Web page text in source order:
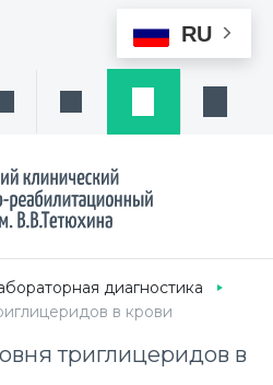
RU
направления или врача
нам
Заказ звонка
диагностика
в крови
триглицеридов в